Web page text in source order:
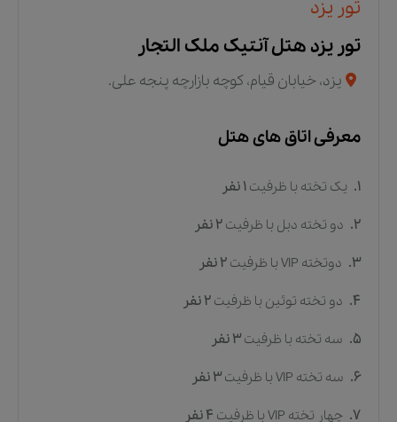
تور یزد
تور یزد هتل آنتیک ملک التجار
یزد، خیابان قیام، کوچه بازارچه پنجه علی.
معرفی اتاق های هتل
1. یک تخته با ظرفیت 1 نفر
2. دو تخته دبل با ظرفیت 2 نفر
3. دوتخته VIP با ظرفیت 2 نفر
4. دو تخته توئین با ظرفیت 2 نفر
5. سه تخته با ظرفیت 3 نفر
6. سه تخته VIP با ظرفیت 3 نفر
7. چهار تخته VIP با ظرفیت 4 نفر